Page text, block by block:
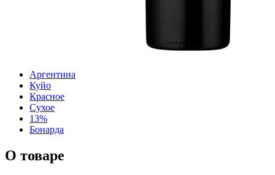
Аргентина
Куйо
Красное
Сухое
13%
Бонарда
О товаре